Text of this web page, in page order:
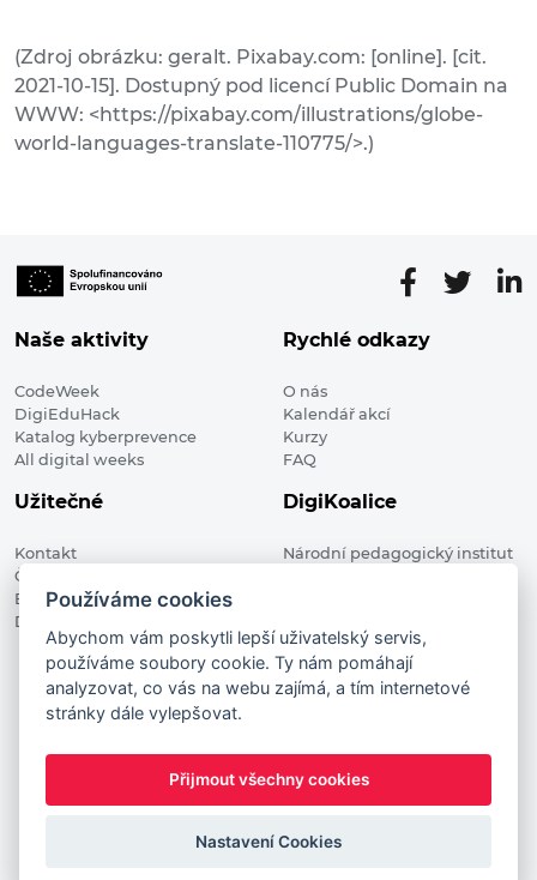
(Zdroj obrázku: geralt. Pixabay.com: [online]. [cit.
2021-10-15]. Dostupný pod licencí Public Domain na
WWW: <https://pixabay.com/illustrations/globe-
world-languages-translate-110775/>.)
Naše aktivity
CodeWeek
DigiEduHack
Katalog kyberprevence
All digital weeks
Rychlé odkazy
O nás
Kalendář akcí
Kurzy
FAQ
Užitečné
Kontakt
Členské organizace
Blog
Digitalizace ve vzdělávání
DigiKoalice
Národní pedagogický institut
DigiKoalice 2021. All rights reserved
Vstup do administrace
This project has received funding from the European
Commission Innovation and Networks Executive Agency (now
Commission and the European Commission is not responsible
Používáme cookies
Abychom vám poskytli lepší uživatelský servis,
používáme soubory cookie. Ty nám pomáhají
analyzovat, co vás na webu zajímá, a tím internetové
stránky dále vylepšovat.
Přijmout všechny cookies
Nastavení Cookies